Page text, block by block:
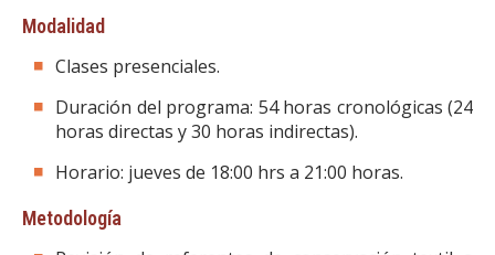
Modalidad
Clases presenciales.
Duración del programa: 54 horas cronológicas (24
horas directas y 30 horas indirectas).
Horario: jueves de 18:00 hrs a 21:00 horas.
Metodología